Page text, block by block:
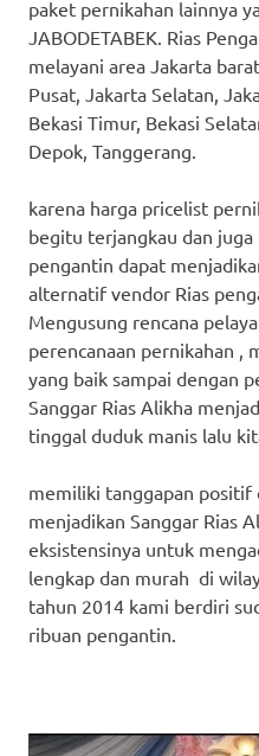
paket pernikahan lainnya
JABODETABEK. Rias
melayani area Jakarta
Pusat, Jakarta Selatan,
Bekasi Timur, Bekasi
Depok, Tanggerang.
karena harga pricelist
begitu terjangkau dan
pengantin dapat
alternatif vendor Rias
Mengusung rencana
perencanaan pernikahan ,
yang baik sampai dengan
Sanggar Rias Alikha
tinggal duduk manis lalu
memiliki tanggapan positif
menjadikan Sanggar Rias
eksistensinya untuk
lengkap dan murah di
tahun 2014 kami berdiri
ribuan pengantin.